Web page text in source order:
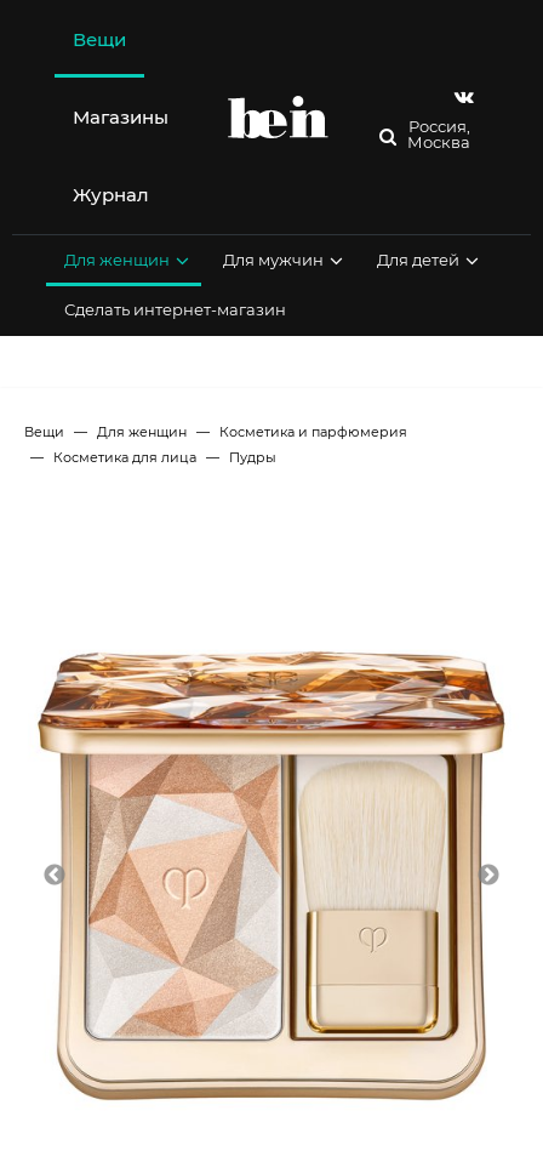
содержимому
Вещи
Магазины
Журнал
Россия,
Москва
Для женщин Для мужчин Для детей
Сделать интернет-магазин
Вещи Для женщин
Косметика и парфюмерия
Косметика для лица
Пудры